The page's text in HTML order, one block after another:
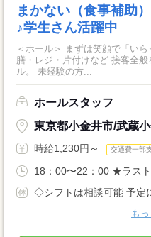
まかない（食事補助
♪学生さん活躍中
＜ホール＞ まずは笑顔で「い
膳・レジ・片付けなど 接客全般をお願いし
ル。 未経験の方...
ホールスタッフ
東京都小金井市/武蔵小
時給1,230円～ 交通費一部
18：00〜22：00 ★ラスト
◇シフトは相談可能 予定
も